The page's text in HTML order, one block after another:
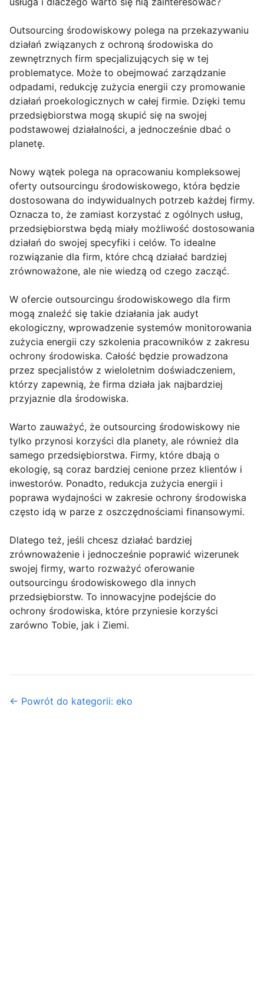
Outsourcing środowiskowy polega na przekazywaniu
działań związanych z ochroną środowiska do
zewnętrznych firm specjalizujących się w tej
problematyce. Może to obejmować zarządzanie
odpadami, redukcję zużycia energii czy promowanie
działań proekologicznych w całej firmie. Dzięki temu
przedsiębiorstwa mogą skupić się na swojej
podstawowej działalności, a jednocześnie dbać o
planetę.
Nowy wątek polega na opracowaniu kompleksowej
oferty outsourcingu środowiskowego, która będzie
dostosowana do indywidualnych potrzeb każdej firmy.
Oznacza to, że zamiast korzystać z ogólnych usług,
przedsiębiorstwa będą miały możliwość dostosowania
działań do swojej specyfiki i celów. To idealne
rozwiązanie dla firm, które chcą działać bardziej
zrównoważone, ale nie wiedzą od czego zacząć.
W ofercie outsourcingu środowiskowego dla firm
mogą znaleźć się takie działania jak audyt
ekologiczny, wprowadzenie systemów monitorowania
zużycia energii czy szkolenia pracowników z zakresu
ochrony środowiska. Całość będzie prowadzona
przez specjalistów z wieloletnim doświadczeniem,
którzy zapewnią, że firma działa jak najbardziej
przyjaznie dla środowiska.
Warto zauważyć, że outsourcing środowiskowy nie
tylko przynosi korzyści dla planety, ale również dla
samego przedsiębiorstwa. Firmy, które dbają o
ekologię, są coraz bardziej cenione przez klientów i
inwestorów. Ponadto, redukcja zużycia energii i
poprawa wydajności w zakresie ochrony środowiska
często idą w parze z oszczędnościami finansowymi.
Dlatego też, jeśli chcesz działać bardziej
zrównoważenie i jednocześnie poprawić wizerunek
swojej firmy, warto rozważyć oferowanie
outsourcingu środowiskowego dla innych
przedsiębiorstw. To innowacyjne podejście do
ochrony środowiska, które przyniesie korzyści
zarówno Tobie, jak i Ziemi.
← Powrót do kategorii: eko